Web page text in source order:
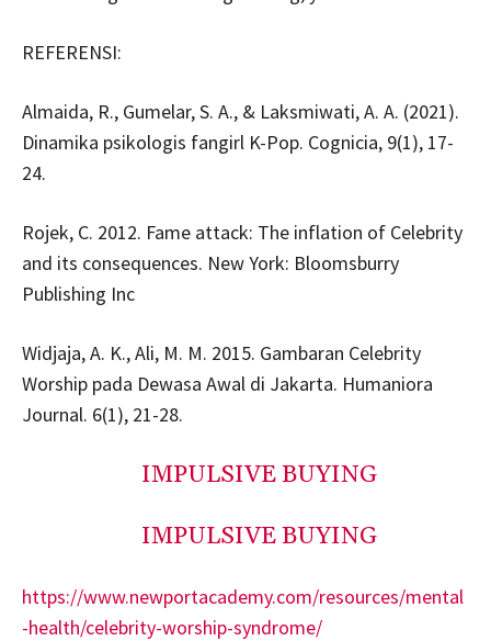
REFERENSI:
Almaida, R., Gumelar, S. A., & Laksmiwati, A. A. (2021).
Dinamika psikologis fangirl K-Pop. Cognicia, 9(1), 17-
24.
Rojek, C. 2012. Fame attack: The inflation of Celebrity
and its consequences. New York: Bloomsburry
Publishing Inc
Widjaja, A. K., Ali, M. M. 2015. Gambaran Celebrity
Worship pada Dewasa Awal di Jakarta. Humaniora
Journal. 6(1), 21-28.
IMPULSIVE BUYING
IMPULSIVE BUYING
https://www.newportacademy.com/resources/mental
-health/celebrity-worship-syndrome/